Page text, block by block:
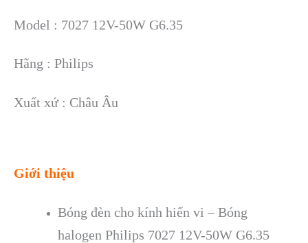
Model : 7027 12V-50W G6.35
Hãng : Philips
Xuất xứ : Châu Âu
Giới thiệu
Bóng đèn cho kính hiển vi – Bóng
halogen Philips 7027 12V-50W G6.35